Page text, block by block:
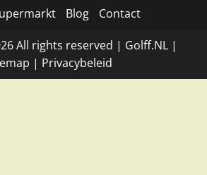
Blog Contact
All rights reserved | Golff.NL|
map | Privacybeleid